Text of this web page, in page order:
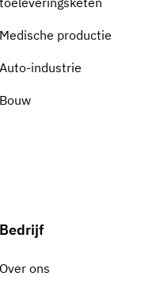
Medische productie
Auto-industrie
Bouw
Bedrijf
Over ons